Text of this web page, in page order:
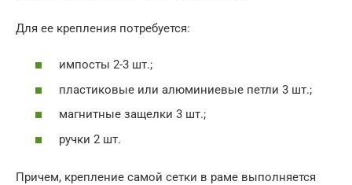
Для ее крепления потребуется:
импосты 2-3 шт.;
пластиковые или алюминиевые петли 3 шт.;
магнитные защелки 3 шт.;
ручки 2 шт.
Причем, крепление самой сетки в раме выполняется